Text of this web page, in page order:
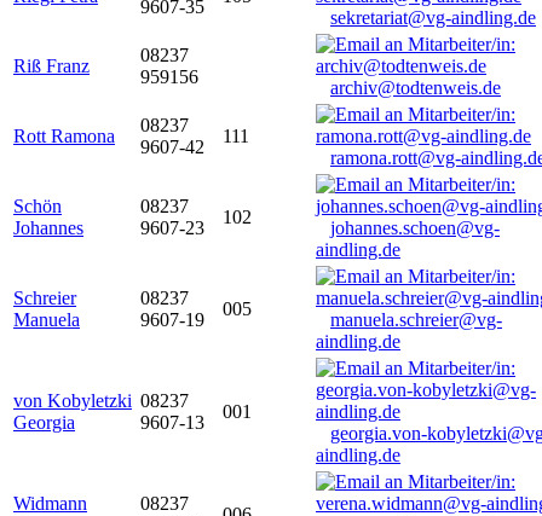
9607-35
sekretariat@vg-aindling.de
Riß Franz
08237
959156
archiv@todtenweis.de
Rott Ramona
08237
9607-42
111
ramona.rott@vg-
Schön
Johannes
08237
9607-23
102
johannes.schoen@vg-
aindling.de
Schreier
Manuela
08237
9607-19
005
manuela.schreier@vg-
aindling.de
von Kobyletzki
Georgia
08237
9607-13
001
georgia.von-
aindling.de
Widmann
08237